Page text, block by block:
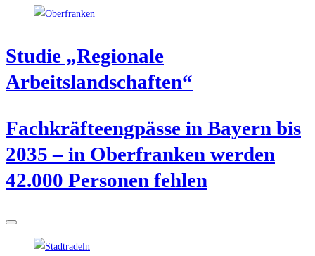
Stu­die „Regio­na­le
Arbeitslandschaften“
Fach­kräf­te­eng­päs­se in Bay­ern bis
2035 – in Ober­fran­ken wer­den
42.000 Per­so­nen fehlen